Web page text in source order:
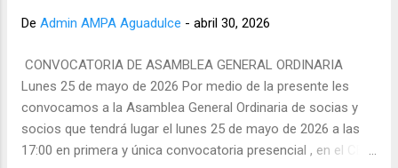
las candidaturas . Si no hay miembros para renovar la Junta
de prestarse. El orden del día será el siguiente: Votación y
elección de la nueva Junta Directiva de la AMPA. Continuidad
de la AMPA: mantenimiento de los servicios de acogida
temprana, recogida tardía, actividades extraescolares, etc.
Ruegos y preguntas.
De Admin AMPA Aguadulce - abril 30, 2026
CONVOCATORIA DE ASAMBLEA GENERAL ORDINARIA
Lunes 25 de mayo de 2026 Por medio de la presente les
convocamos a la Asamblea General Ordinaria de socias y
socios que tendrá lugar el lunes 25 de mayo de 2026 a las
17:00 en primera y única convocatoria presencial , en el CEIP